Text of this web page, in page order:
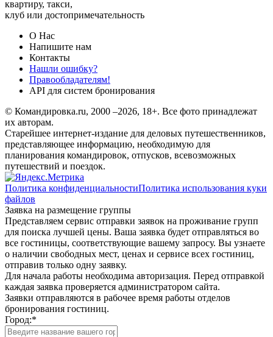
квартиру, такси,
клуб или достопримечательность
О Нас
Напишите нам
Контакты
Нашли ошибку?
Правообладателям!
API для систем бронирования
© Командировка.ru, 2000 –2026, 18+. Все фото принадлежат
их авторам.
Старейшее интернет-издание для деловых путешественников,
представляющее информацию, необходимую для
планирования командировок, отпусков, всевозможных
путешествий и поездок.
Политика конфиденциальностиПолитика использования куки
файлов
Заявка на размещение группы
Представляем сервис отправки заявок на проживание групп
для поиска лучшей цены. Ваша заявка будет отправляться во
все гостиницы, соответствующие вашему запросу. Вы узнаете
о наличии свободных мест, ценах и сервисе всех гостиниц,
отправив только одну заявку.
Для начала работы необходима авторизация. Перед отправкой
каждая заявка проверяется администратором сайта.
Заявки отправляются в рабочее время работы отделов
бронирования гостиниц.
Город:*